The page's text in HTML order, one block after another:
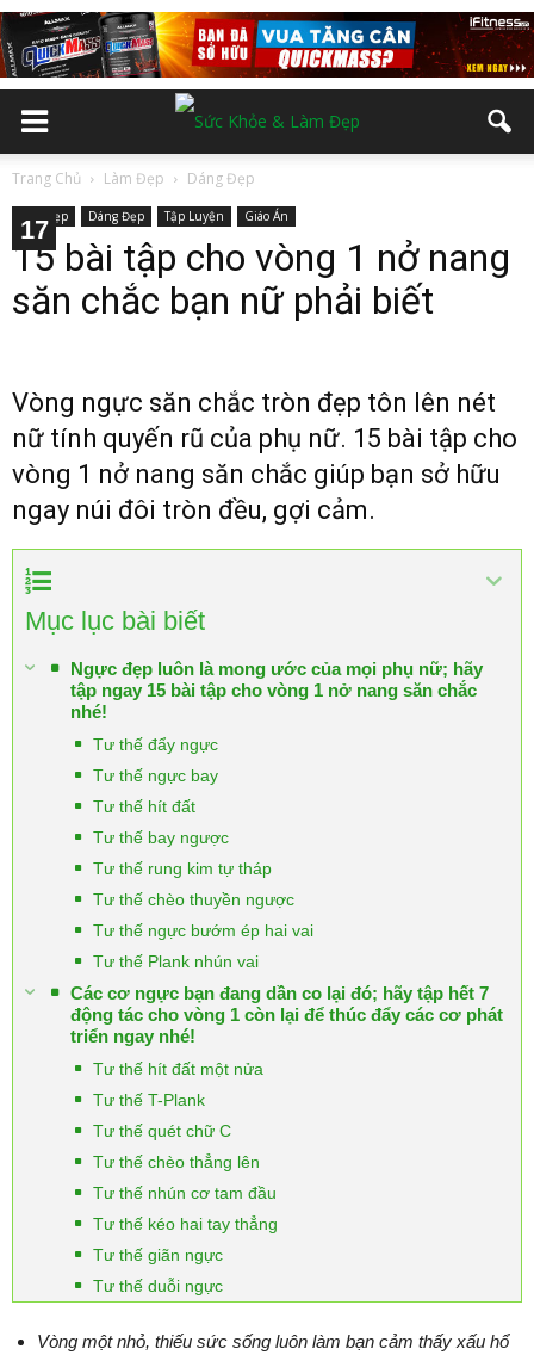
Trang Chủ Làm Đẹp Dáng Đẹp
Làm Đẹp Dáng Đẹp Tập Luyện Giáo Án
15 bài tập cho vòng 1 nở nang
săn chắc bạn nữ phải biết
Vòng ngực săn chắc tròn đẹp tôn lên nét
nữ tính quyến rũ của phụ nữ. 15 bài tập cho
vòng 1 nở nang săn chắc giúp bạn sở hữu
ngay núi đôi tròn đều, gợi cảm.
Mục lục bài biết
Ngực đẹp luôn là mong ước của mọi phụ nữ; hãy
tập ngay 15 bài tập cho vòng 1 nở nang săn chắc
nhé!
Tư thế đẩy ngực
Tư thế ngực bay
Tư thế hít đất
Tư thế bay ngược
Tư thế rung kim tự tháp
Tư thế chèo thuyền ngược
Tư thế ngực bướm ép hai vai
Tư thế Plank nhún vai
Các cơ ngực bạn đang dần co lại đó; hãy tập hết 7
động tác cho vòng 1 còn lại để thúc đẩy các cơ phát
triển ngay nhé!
Tư thế hít đất một nửa
Tư thế T-Plank
Tư thế quét chữ C
Tư thế chèo thẳng lên
Tư thế nhún cơ tam đầu
Tư thế kéo hai tay thẳng
Tư thế giãn ngực
Tư thế duỗi ngực
Vòng một nhỏ, thiếu sức sống luôn làm bạn cảm thấy xấu hổ
2
3
4
5
6
7
8
9
10
11
12
13
14
15
16
17